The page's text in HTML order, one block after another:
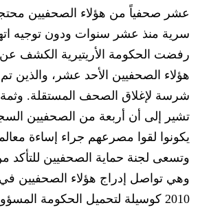
عشر صحفياً من هؤلاء الصحفيين
سرية منذ عشر سنوات ودون توجيه
رفضت الحكومة الأريتيرية الكشف
هؤلاء الصحفيين الأحد عشر، والذين تم
شرسة لإغلاق الصحف المستقلة. وثمة
تشير إلى أن أربعة من الصحفيين
يكونوا لقو مصرعهم جراء إساءة
وتسعى لجنة حماية الصحفيين للتأكد
وهي تواصل إدراج هؤلاء الصحفيين في
2010 كوسيلة لتحميل الحكومة المسؤولية عن مصيرهم.